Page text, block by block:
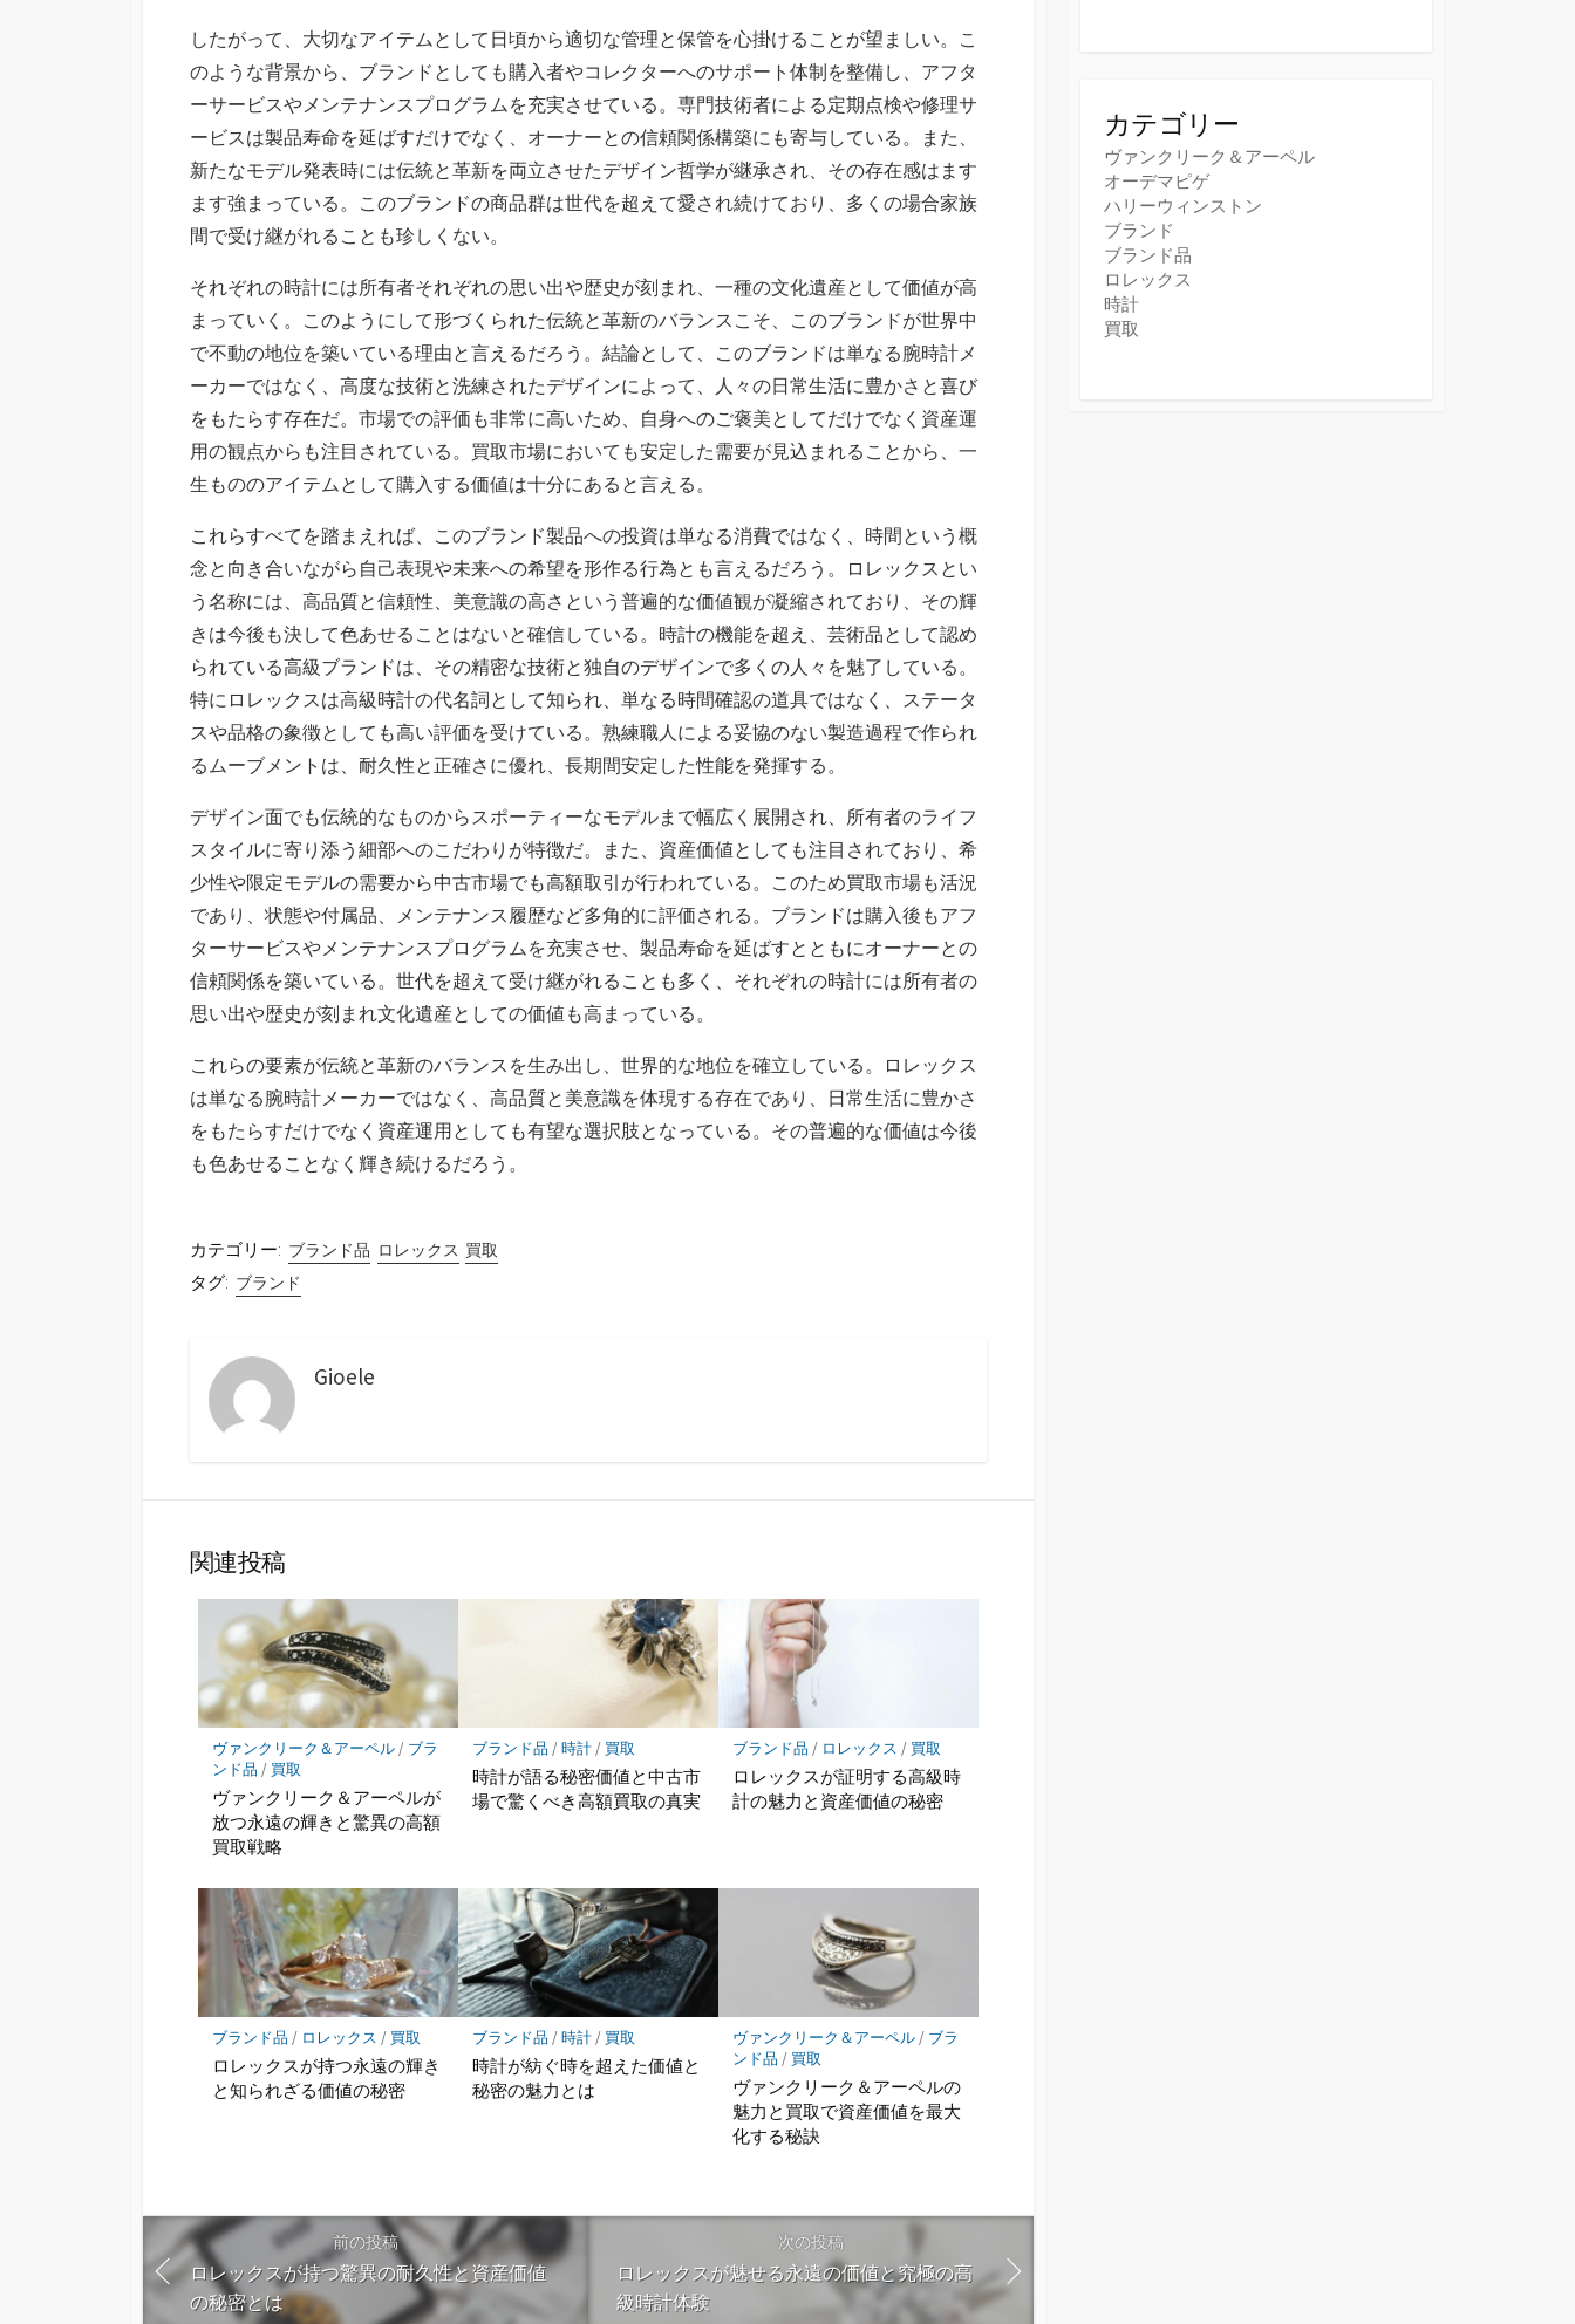
したがって、大切なアイテムとして日頃から適切な管理と保管を心掛けることが望ましい。こ
のような背景から、ブランドとしても購入者やコレクターへのサポート体制を整備し、アフタ
ーサービスやメンテナンスプログラムを充実させている。専門技術者による定期点検や修理サ
ービスは製品寿命を延ばすだけでなく、オーナーとの信頼関係構築にも寄与している。また、
新たなモデル発表時には伝統と革新を両立させたデザイン哲学が継承され、その存在感はます
ます強まっている。このブランドの商品群は世代を超えて愛され続けており、多くの場合家族
間で受け継がれることも珍しくない。
それぞれの時計には所有者それぞれの思い出や歴史が刻まれ、一種の文化遺産として価値が高
まっていく。このようにして形づくられた伝統と革新のバランスこそ、このブランドが世界中
で不動の地位を築いている理由と言えるだろう。結論として、このブランドは単なる腕時計メ
ーカーではなく、高度な技術と洗練されたデザインによって、人々の日常生活に豊かさと喜び
をもたらす存在だ。市場での評価も非常に高いため、自身へのご褒美としてだけでなく資産運
用の観点からも注目されている。買取市場においても安定した需要が見込まれることから、一
生もののアイテムとして購入する価値は十分にあると言える。
これらすべてを踏まえれば、このブランド製品への投資は単なる消費ではなく、時間という概
念と向き合いながら自己表現や未来への希望を形作る行為とも言えるだろう。ロレックスとい
う名称には、高品質と信頼性、美意識の高さという普遍的な価値観が凝縮されており、その輝
きは今後も決して色あせることはないと確信している。時計の機能を超え、芸術品として認め
られている高級ブランドは、その精密な技術と独自のデザインで多くの人々を魅了している。
特にロレックスは高級時計の代名詞として知られ、単なる時間確認の道具ではなく、ステータ
スや品格の象徴としても高い評価を受けている。熟練職人による妥協のない製造過程で作られ
るムーブメントは、耐久性と正確さに優れ、長期間安定した性能を発揮する。
デザイン面でも伝統的なものからスポーティーなモデルまで幅広く展開され、所有者のライフ
スタイルに寄り添う細部へのこだわりが特徴だ。また、資産価値としても注目されており、希
少性や限定モデルの需要から中古市場でも高額取引が行われている。このため買取市場も活況
であり、状態や付属品、メンテナンス履歴など多角的に評価される。ブランドは購入後もアフ
ターサービスやメンテナンスプログラムを充実させ、製品寿命を延ばすとともにオーナーとの
信頼関係を築いている。世代を超えて受け継がれることも多く、それぞれの時計には所有者の
思い出や歴史が刻まれ文化遺産としての価値も高まっている。
これらの要素が伝統と革新のバランスを生み出し、世界的な地位を確立している。ロレックス
は単なる腕時計メーカーではなく、高品質と美意識を体現する存在であり、日常生活に豊かさ
をもたらすだけでなく資産運用としても有望な選択肢となっている。その普遍的な価値は今後
も色あせることなく輝き続けるだろう。
カテゴリー: ブランド品 ロレックス 買取
タグ: ブランド
Gioele
関連投稿
ヴァンクリーク＆アーペル/ ブラ
ンド品 / 買取
ヴァンクリーク＆アーペルが
放つ永遠の輝きと驚異の高額
買取戦略
ブランド品 /時計/ 買取
時計が語る秘密価値と中古市
場で驚くべき高額買取の真実
ブランド品 / ロレックス / 買取
ロレックスが証明する高級時
計の魅力と資産価値の秘密
ブランド品 / ロレックス / 買取
ロレックスが持つ永遠の輝き
と知られざる価値の秘密
ブランド品 /時計/ 買取
時計が紡ぐ時を超えた価値と
秘密の魅力とは
ヴァンクリーク＆アーペル/ ブラ
ンド品 / 買取
ヴァンクリーク＆アーペルの
魅力と買取で資産価値を最大
化する秘訣
前の投稿
ロレックスが持つ驚異の耐久性と資産価値
の秘密とは
次の投稿
ロレックスが魅せる永遠の価値と究極の高
級時計体験
カテゴリー
ヴァンクリーク＆アーペル
オーデマピゲ
ハリーウィンストン
ブランド
ブランド品
ロレックス
時計
買取